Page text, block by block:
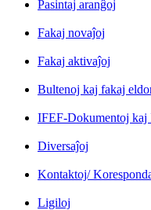
Pasintaj aranĝoj
Fakaj novaĵoj
Fakaj aktivaĵoj
Bultenoj kaj fakaj
IFEF-Dokumentoj
Diversaĵoj
Kontaktoj/
Ligiloj